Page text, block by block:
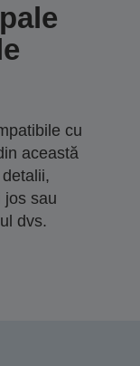
cu
această
jos sau
dvs.